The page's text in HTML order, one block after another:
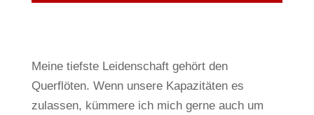
Meine tiefste Leidenschaft gehört den
Querflöten. Wenn unsere Kapazitäten es
zulassen, kümmere ich mich gerne auch um